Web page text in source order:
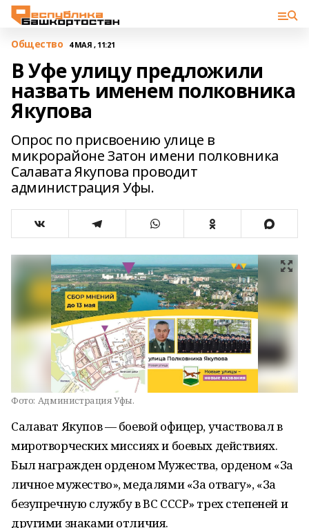
Общество 4 МАЯ , 11:21
В Уфе улицу предложили
назвать именем полковника
Якупова
Опрос по присвоению улице в
микрорайоне Затон имени полковника
Салавата Якупова проводит
администрация Уфы.
Фото: Администрация Уфы.
Салават Якупов — боевой офицер, участвовал в
миротворческих миссиях и боевых действиях.
Был награжден орденом Мужества, орденом «За
личное мужество», медалями «За отвагу», «За
безупречную службу в ВС СССР» трех степеней и
другими знаками отличия.